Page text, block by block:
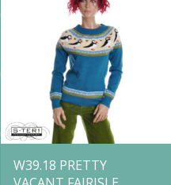
variaties.
Deze
optie
kan
gekozen
worden
op
W39.18 PRETTY